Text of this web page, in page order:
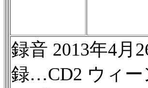
録音 2013年4月
録…CD2 ウィー